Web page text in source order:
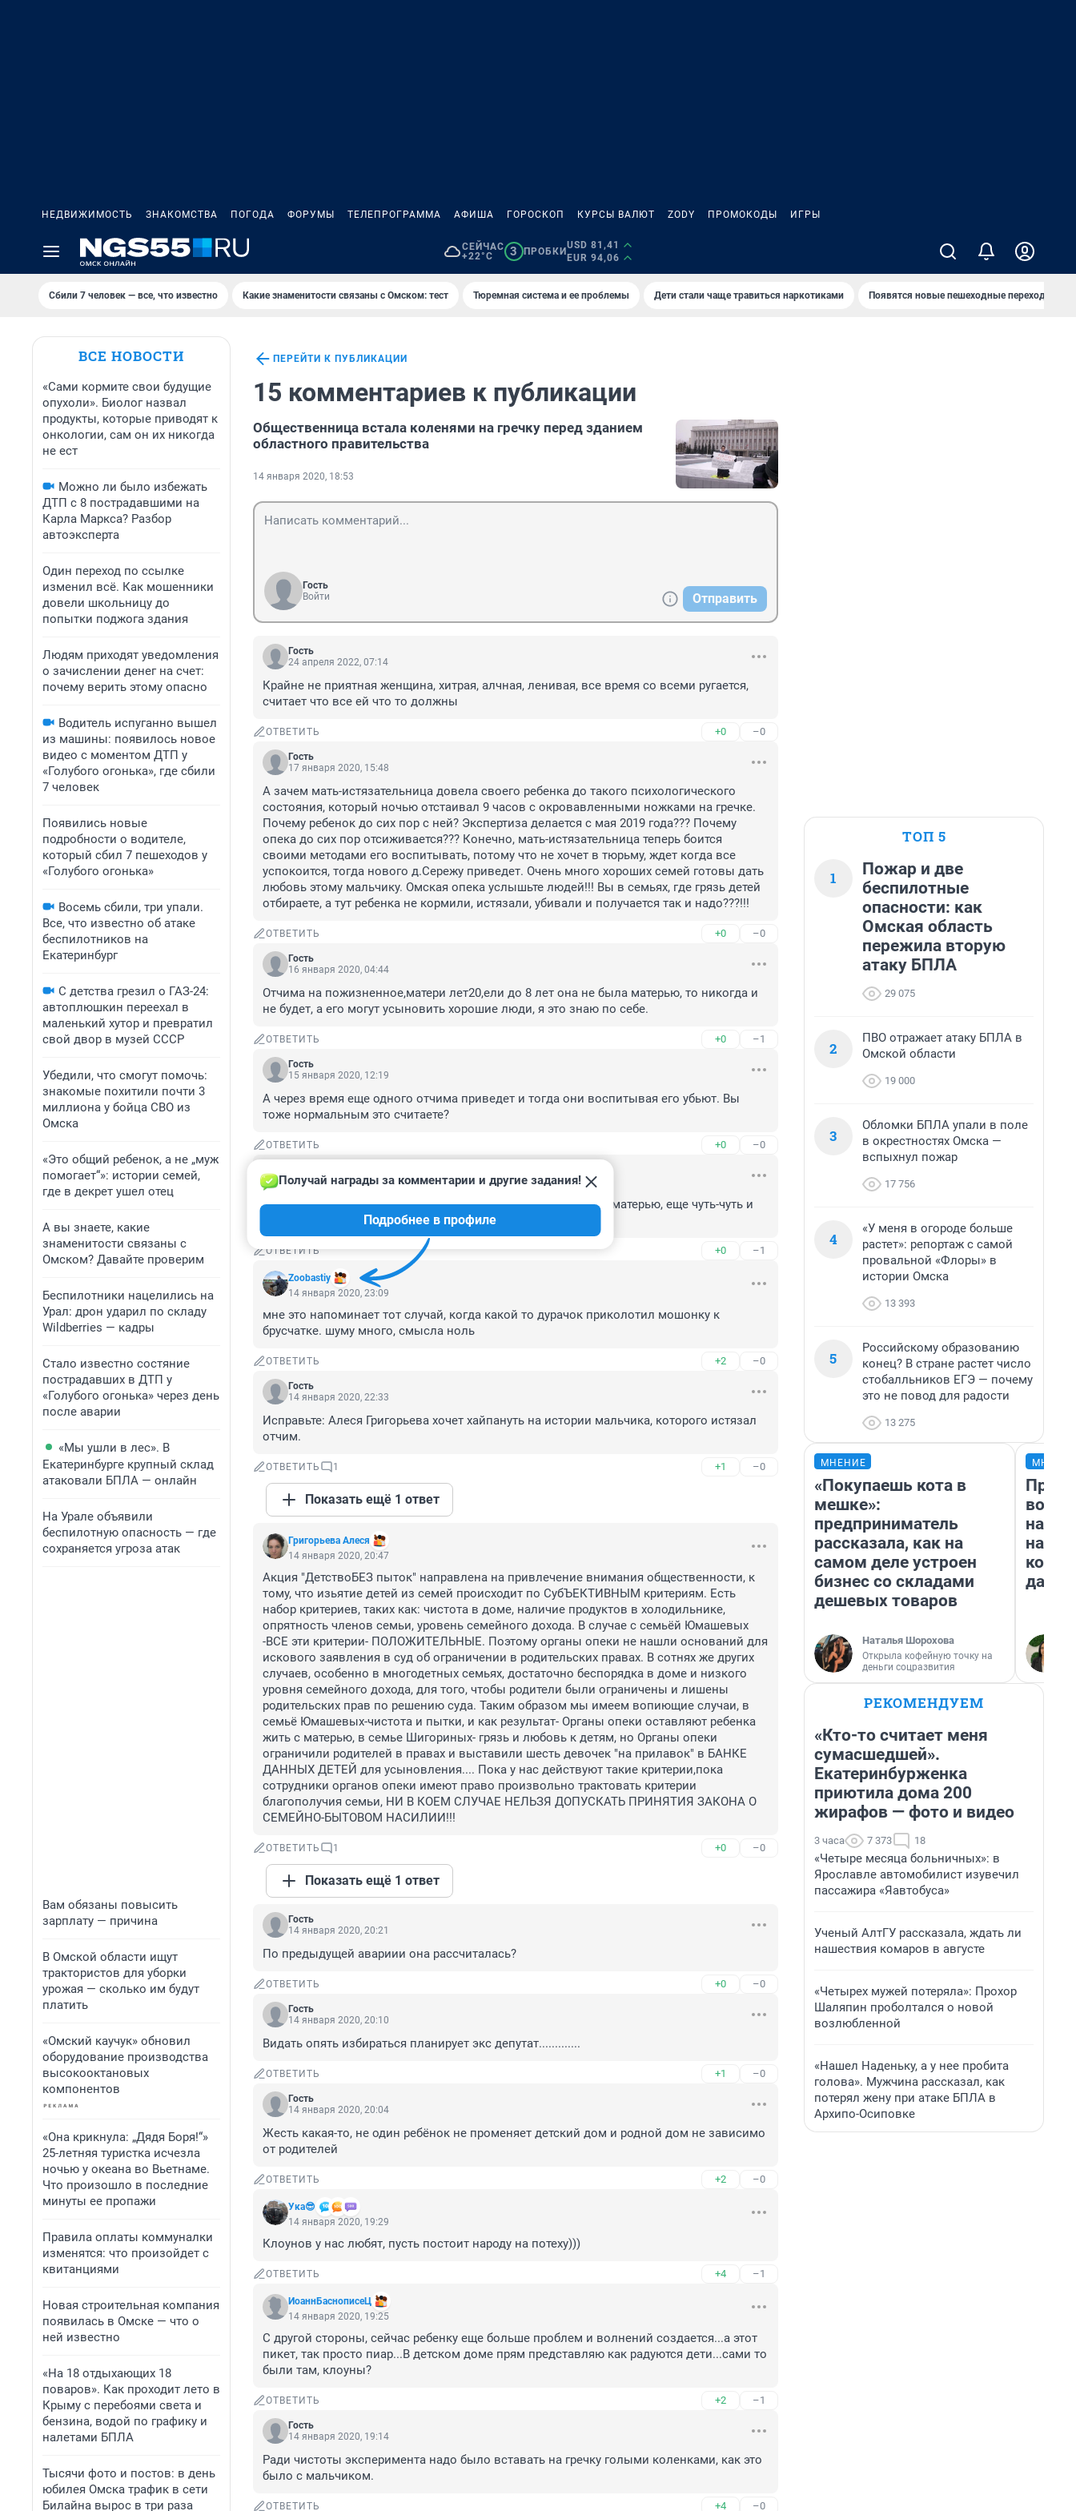
НЕДВИЖИМОСТЬ ЗНАКОМСТВА ПОГОДА ФОРУМЫ ТЕЛЕПРОГРАММА АФИША ГОРОСКОП КУРСЫ ВАЛЮТ ZODY ПРОМОКОДЫ ИГРЫ
СЕЙЧАС
+22°C
3 ПРОБКИ
USD 81,41
EUR 94,06
Сбили 7 человек — все, что известно Какие знаменитости связаны с Омском: тест Тюремная система и ее проблемы Дети стали чаще травиться наркотиками Появятся новые пешеходные переходы
ВСЕ НОВОСТИ
«Сами кормите свои будущие
опухоли». Биолог назвал
продукты, которые приводят к
онкологии, сам он их никогда
не ест
Можно ли было избежать
ДТП с 8 пострадавшими на
Карла Маркса? Разбор
автоэксперта
Один переход по ссылке
изменил всё. Как мошенники
довели школьницу до
попытки поджога здания
Людям приходят уведомления
о зачислении денег на счет:
почему верить этому опасно
Водитель испуганно вышел
из машины: появилось новое
видео с моментом ДТП у
«Голубого огонька», где сбили
7 человек
Появились новые
подробности о водителе,
который сбил 7 пешеходов у
«Голубого огонька»
Восемь сбили, три упали.
Все, что известно об атаке
беспилотников на
Екатеринбург
С детства грезил о ГАЗ-24:
автоплюшкин переехал в
маленький хутор и превратил
свой двор в музей СССР
Убедили, что смогут помочь:
знакомые похитили почти 3
миллиона у бойца СВО из
Омска
«Это общий ребенок, а не „муж
помогает“»: истории семей,
где в декрет ушел отец
А вы знаете, какие
знаменитости связаны с
Омском? Давайте проверим
Беспилотники нацелились на
Урал: дрон ударил по складу
Wildberries — кадры
Стало известно состяние
пострадавших в ДТП у
«Голубого огонька» через день
после аварии
«Мы ушли в лес». В
Екатеринбурге крупный склад
атаковали БПЛА — онлайн
На Урале объявили
беспилотную опасность — где
сохраняется угроза атак
Вам обязаны повысить
зарплату — причина
В Омской области ищут
трактористов для уборки
урожая — сколько им будут
платить
«Омский каучук» обновил
оборудование производства
высокооктановых
компонентов
«Она крикнула: „Дядя Боря!“»
25-летняя туристка исчезла
ночью у океана во Вьетнаме.
Что произошло в последние
минуты ее пропажи
Правила оплаты коммуналки
изменятся: что произойдет с
квитанциями
Новая строительная компания
появилась в Омске — что о
ней известно
«На 18 отдыхающих 18
поваров». Как проходит лето в
Крыму с перебоями света и
бензина, водой по графику и
налетами БПЛА
Тысячи фото и постов: в день
юбилея Омска трафик в сети
Билайна вырос в три раза
ПЕРЕЙТИ К ПУБЛИКАЦИИ
15 комментариев к публикации
Общественница встала коленями на гречку перед зданием
областного правительства
14 января 2020, 18:53
Гость
Войти
Отправить
Гость
24 апреля 2022, 07:14
Крайне не приятная женщина, хитрая, алчная, ленивая, все время со всеми ругается,
считает что все ей что то должны
ОТВЕТИТЬ +0 –0
Гость
17 января 2020, 15:48
А зачем мать-истязательница довела своего ребенка до такого психологического
состояния, который ночью отстаивал 9 часов с окровавленными ножками на гречке.
Почему ребенок до сих пор с ней? Экспертиза делается с мая 2019 года??? Почему
опека до сих пор отсиживается??? Конечно, мать-истязательница теперь боится
своими методами его воспитывать, потому что не хочет в тюрьму, ждет когда все
успокоится, тогда нового д.Сережу приведет. Очень много хороших семей готовы дать
любовь этому мальчику. Омская опека услышьте людей!!! Вы в семьях, где грязь детей
отбираете, а тут ребенка не кормили, истязали, убивали и получается так и надо???!!!
ОТВЕТИТЬ +0 –0
Гость
16 января 2020, 04:44
Отчима на пожизненное,матери лет20,ели до 8 лет она не была матерью, то никогда и
не будет, а его могут усыновить хорошие люди, я это знаю по себе.
ОТВЕТИТЬ +0 –1
Гость
15 января 2020, 12:19
А через время еще одного отчима приведет и тогда они воспитывая его убьют. Вы
тоже нормальным это считаете?
ОТВЕТИТЬ +0 –0
15 января 2020, 12:16
А вы посмотрели все видео, как мальчику жилось с родной матерью, еще чуть-чуть и
он инвалидом стал или умер. Вы совесть имеете.
ОТВЕТИТЬ +0 –1
Zoobastiy
Получай награды за комментарии и другие задания!
Подробнее в профиле
14 января 2020, 23:09
мне это напоминает тот случай, когда какой то дурачок приколотил мошонку к
брусчатке. шуму много, смысла ноль
ОТВЕТИТЬ +2 –0
Гость
14 января 2020, 22:33
Исправьте: Алеся Григорьева хочет хайпануть на истории мальчика, которого истязал
отчим.
ОТВЕТИТЬ 1 +1 –0
Показать ещё 1 ответ
Григорьева Алеся
14 января 2020, 20:47
Акция "ДетствоБЕЗ пыток" направлена на привлечение внимания общественности, к
тому, что изьятие детей из семей происходит по СубЪЕКТИВНЫМ критериям. Есть
набор критериев, таких как: чистота в доме, наличие продуктов в холодильнике,
опрятность членов семьи, уровень семейного дохода. В случае с семьёй Юмашевых
-ВСЕ эти критерии- ПОЛОЖИТЕЛЬНЫЕ. Поэтому органы опеки не нашли оснований для
искового заявления в суд об ограничении в родительских правах. В сотнях же других
случаев, особенно в многодетных семьях, достаточно беспорядка в доме и низкого
уровня семейного дохода, для того, чтобы родители были ограничены и лишены
родительских прав по решению суда. Таким образом мы имеем вопиющие случаи, в
семьё Юмашевых-чистота и пытки, и как результат- Органы опеки оставляют ребенка
жить с матерью, в семье Шигориных- грязь и любовь к детям, но Органы опеки
ограничили родителей в правах и выставили шесть девочек "на прилавок" в БАНКЕ
ДАННЫХ ДЕТЕЙ для усыновления.... Пока у нас действуют такие критерии,пока
сотрудники органов опеки имеют право произвольно трактовать критерии
благополучия семьи, НИ В КОЕМ СЛУЧАЕ НЕЛЬЗЯ ДОПУСКАТЬ ПРИНЯТИЯ ЗАКОНА О
СЕМЕЙНО-БЫТОВОМ НАСИЛИИ!!!
ОТВЕТИТЬ 1 +0 –0
Показать ещё 1 ответ
Гость
14 января 2020, 20:21
По предыдущей авариии она рассчиталась?
ОТВЕТИТЬ +0 –0
Гость
14 января 2020, 20:10
Видать опять избираться планирует экс депутат.............
ОТВЕТИТЬ +1 –0
Гость
14 января 2020, 20:04
Жесть какая-то, не один ребёнок не променяет детский дом и родной дом не зависимо
от родителей
ОТВЕТИТЬ +2 –0
Ука😎
14 января 2020, 19:29
Клоунов у нас любят, пусть постоит народу на потеху)))
ОТВЕТИТЬ +4 –1
ИоаннБаснописеЦ
14 января 2020, 19:25
С другой стороны, сейчас ребенку еще больше проблем и волнений создается...а этот
пикет, так просто пиар...В детском доме прям представляю как радуются дети...сами то
были там, клоуны?
ОТВЕТИТЬ +2 –1
Гость
14 января 2020, 19:14
Ради чистоты эксперимента надо было вставать на гречку голыми коленками, как это
было с мальчиком.
ОТВЕТИТЬ +4 –0
ТОП 5
1
Пожар и две
беспилотные
опасности: как
Омская область
пережила вторую
атаку БПЛА
29 075
2
ПВО отражает атаку БПЛА в
Омской области
19 000
3
Обломки БПЛА упали в поле
в окрестностях Омска —
вспыхнул пожар
17 756
4
«У меня в огороде больше
растет»: репортаж с самой
провальной «Флоры» в
истории Омска
13 393
5
Российскому образованию
конец? В стране растет число
стобалльников ЕГЭ — почему
это не повод для радости
13 275
МНЕНИЕ
«Покупаешь кота в
мешке»:
предприниматель
рассказала, как на
самом деле устроен
бизнес со складами
дешевых товаров
Наталья Шорохова
Открыла кофейную точку на
деньги соцразвития
нам
даже
РЕКОМЕНДУЕМ
«Кто-то считает меня
сумасшедшей».
Екатеринбурженка
приютила дома 200
жирафов — фото и видео
3 часа 7 373 18
«Четыре месяца больничных»: в
Ярославле автомобилист изувечил
пассажира «Яавтобуса»
Ученый АлтГУ рассказала, ждать ли
нашествия комаров в августе
«Четырех мужей потеряла»: Прохор
Шаляпин проболтался о новой
возлюбленной
«Нашел Наденьку, а у нее пробита
голова». Мужчина рассказал, как
потерял жену при атаке БПЛА в
Архипо-Осиповке